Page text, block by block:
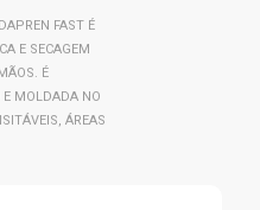
FAST É
E SECAGEM
É
MOLDADA NO
ÁREAS